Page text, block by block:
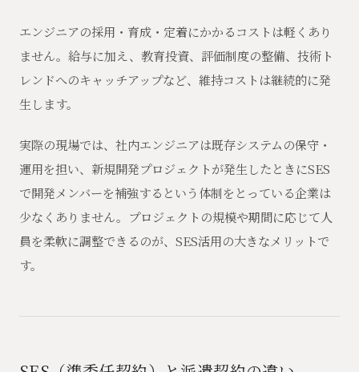
エンジニアの採用・育成・定着にかかるコストは軽くあり
ません。給与に加え、教育投資、評価制度の整備、技術ト
レンドへのキャッチアップなど、維持コストは継続的に発
生します。
実際の現場では、社内エンジニアは既存システムの保守・
運用を担い、新規開発プロジェクトが発生したときにSES
で開発メンバーを補強するという体制をとっている企業は
少なくありません。プロジェクトの規模や期間に応じて人
員を柔軟に調整できるのが、SES活用の大きなメリットで
す。